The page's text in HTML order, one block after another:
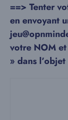
==> Tenter
en envoyant
votre NOM
» dans